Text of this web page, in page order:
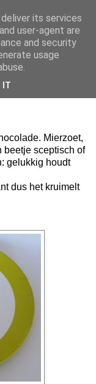
thuis
Mierzoet,
beetje sceptisch of
gelukkig houdt
dus het kruimelt
its services
user-agent are
and security
usage
IT